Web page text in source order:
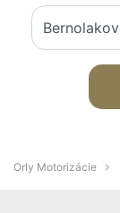
Orly Motorizácie